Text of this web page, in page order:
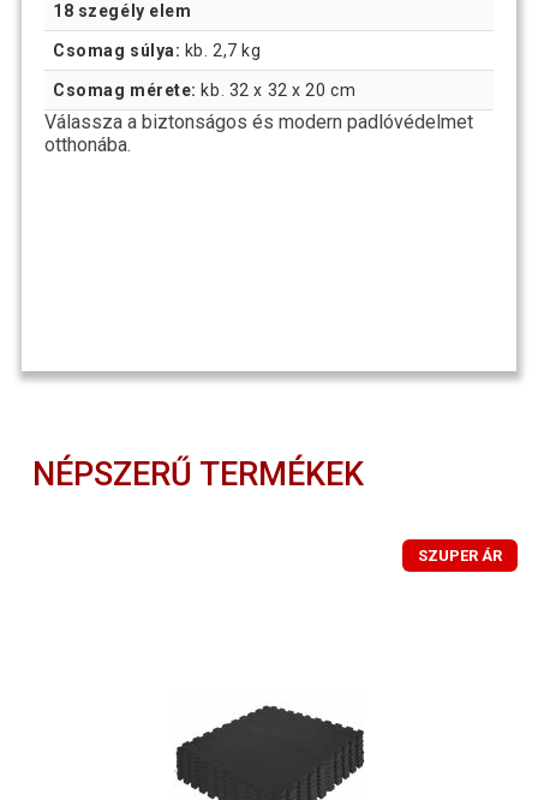
18 szegély elem
Csomag súlya: kb. 2,7 kg
Csomag mérete: kb. 32 x 32 x 20 cm
Válassza a biztonságos és modern padlóvédelmet
otthonába.
NÉPSZERŰ TERMÉKEK
SZUPER ÁR